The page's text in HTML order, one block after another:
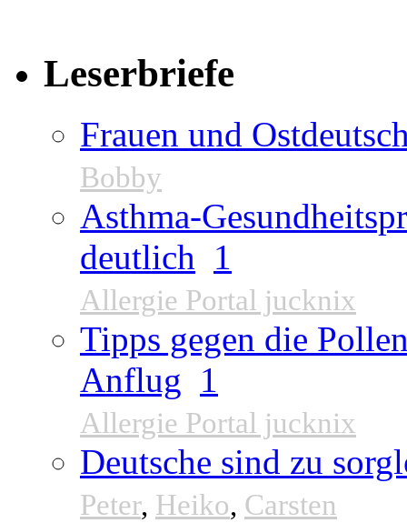
Leserbriefe
Frauen und
Bobby
Asthma-
deutlich 1
Allergie Portal jucknix
Tipps gegen die
Anflug 1
Allergie Portal jucknix
Deutsche sind zu
Peter, Heiko, Carsten